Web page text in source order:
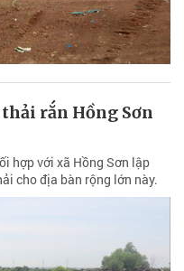
rắn Hồng Sơn
hợp với xã Hồng Sơn lập
cho địa bàn rộng lớn này.